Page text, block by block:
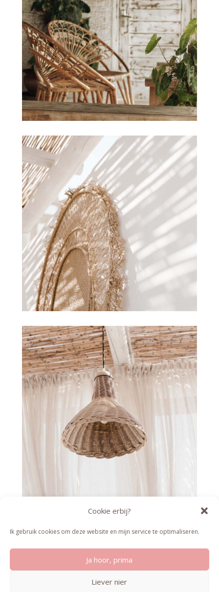
Cookie erbij?
Ik gebruik cookies om deze website en mijn service te optimaliseren.
Ja hoor, prima
Liever nier
PRIVACY VERKLARING|ALGEMENE
VOORWAARDEN